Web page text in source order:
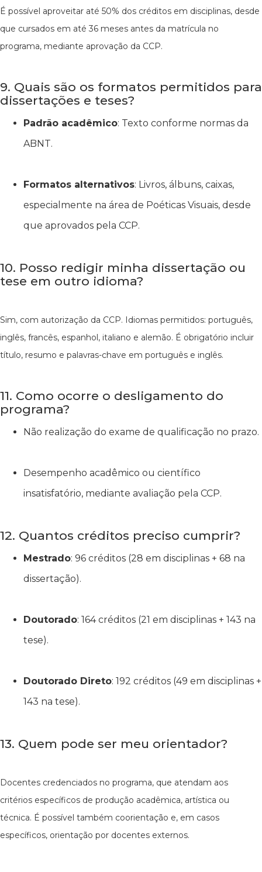
É possível aproveitar até 50% dos créditos em disciplinas, desde
que cursados em até 36 meses antes da matrícula no
programa, mediante aprovação da CCP.
9. Quais são os formatos permitidos para
dissertações e teses?
Padrão acadêmico: Texto conforme normas da
ABNT.
Formatos alternativos: Livros, álbuns, caixas,
especialmente na área de Poéticas Visuais, desde
que aprovados pela CCP.
10. Posso redigir minha dissertação ou
tese em outro idioma?
Sim, com autorização da CCP. Idiomas permitidos: português,
inglês, francês, espanhol, italiano e alemão. É obrigatório incluir
título, resumo e palavras-chave em português e inglês.
11. Como ocorre o desligamento do
programa?
Não realização do exame de qualificação no prazo.
Desempenho acadêmico ou científico
insatisfatório, mediante avaliação pela CCP.
12. Quantos créditos preciso cumprir?
Mestrado: 96 créditos (28 em disciplinas + 68 na
dissertação).
Doutorado: 164 créditos (21 em disciplinas + 143 na
tese).
Doutorado Direto: 192 créditos (49 em disciplinas +
143 na tese).
13. Quem pode ser meu orientador?
Docentes credenciados no programa, que atendam aos
critérios específicos de produção acadêmica, artística ou
técnica. É possível também coorientação e, em casos
específicos, orientação por docentes externos.